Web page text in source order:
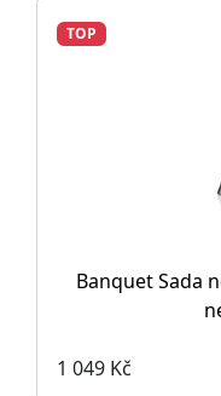
TOP
Banquet Sada
1 049 Kč